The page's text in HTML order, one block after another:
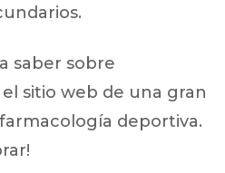
saber sobre
sitio web de una gran
deportiva.